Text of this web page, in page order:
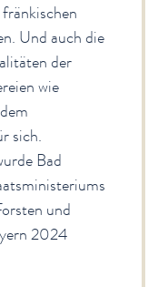
Und auch die
der
wie
sich.
Bad
und
2024